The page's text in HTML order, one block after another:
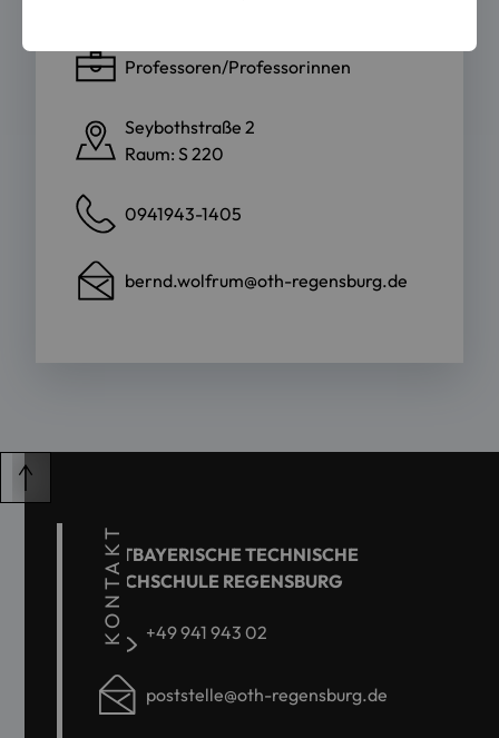
Professoren/Professorinnen
Seybothstraße 2
Raum: S 220
0941943-1405
bernd.wolfrum@oth-regensburg.de
KONTAKT
OSTBAYERISCHE TECHNISCHE
HOCHSCHULE REGENSBURG
+49 941 943 02
poststelle@oth-regensburg.de